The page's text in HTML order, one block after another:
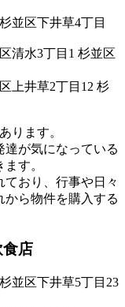
並区下井草4丁目
清水3丁目1 杉並区
上井草2丁目12 杉
ります。
達が気になっている
す。
おり、行事や日々
ら物件を購入する
食店
並区下井草5丁目23